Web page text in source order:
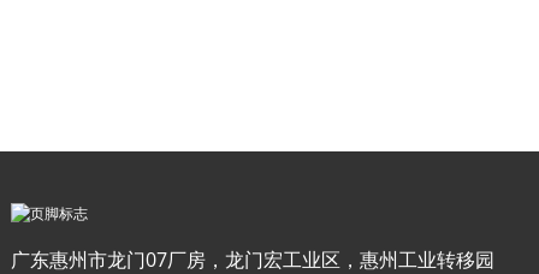
广东惠州市龙门07厂房，龙门宏工业区，惠州工业转移园